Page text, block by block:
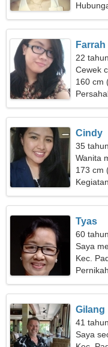
Farrah
22
Cewek
160 cm
Cindy
35
Wanita
173 cm
Tyas
60
Saya
Kec.
Gilang
41
Saya